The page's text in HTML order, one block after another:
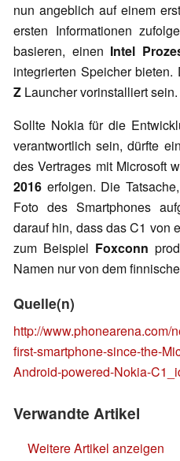
nun angeblich auf einem
ersten Informationen
basieren, einen Intel
integrierten Speicher
Z Launcher vorinstalliert sein.
Sollte Nokia für die
verantwortlich sein, dürfte
des Vertrages mit Microsoft
2016 erfolgen. Die
Foto des Smartphones
darauf hin, dass das C1 von
zum Beispiel Foxconn
Namen nur von dem
Quelle(n)
http://www.phonearena.com/
first-smartphone-since-the-
Android-powered-Nokia-
Verwandte Artikel
Weitere Artikel anzeigen